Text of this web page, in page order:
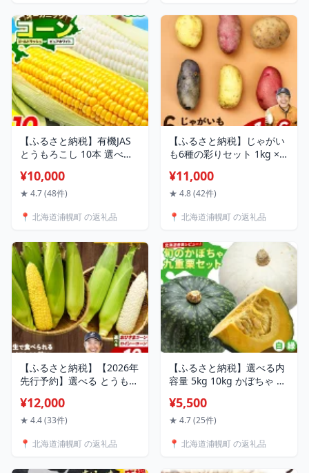
浦幌町 産直 送料無料 《10
月中旬より順次出荷》
【ふるさと納税】有機JAS
とうもろこし 10本 選べる
ワイト 2026年先行予約 伊
場ファーム 朝もぎ直送 オ
幌町 スイートコーン 甘い
安全 送料無料 《8月中旬-9
月中旬出荷》
¥10,000
★ 4.7 (48件)
📍 北海道浦幌町 の返礼品
【ふるさと納税】じゃがい
も6種の彩りセット 1kg × 6
ら出荷(土日祝除く)》北海
道 浦幌町 じゃがいも メー
ャドークイーン ノーザンル
¥11,000
★ 4.8 (42件)
📍 北海道浦幌町 の返礼品
【ふるさと納税】【2026年
先行予約】選べる とうもろ
ひさまコーン ロイシーコー
ン 元木農場《8月下旬-9月
く)》 北海道十勝浦幌町産
¥12,000
★ 4.4 (33件)
📍 北海道浦幌町 の返礼品
【ふるさと納税】選べる内
容量 5kg 10kg かぼちゃ 九
2026年先行予約 おかだ農
園 朝採り 産地直送 北海道
旬 完熟 甘い ホクホク 離乳
¥5,500
★ 4.7 (25件)
📍 北海道浦幌町 の返礼品